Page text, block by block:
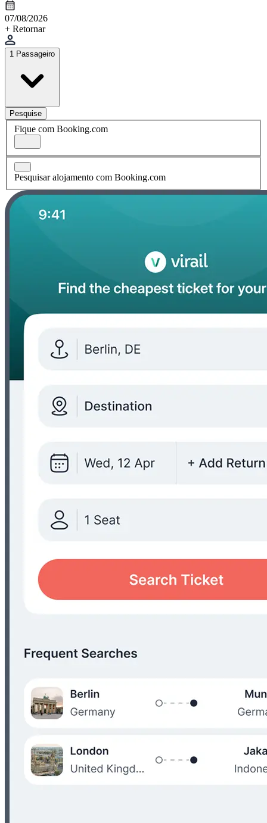
07/08/2026
+ Retornar
1 Passageiro
Pesquise
Fique com Booking.com
Pesquisar alojamento com Booking.com